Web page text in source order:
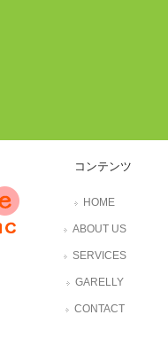
コンテンツ
HOME
ABOUT US
SERVICES
GARELLY
CONTACT